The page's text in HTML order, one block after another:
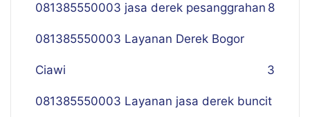
081385550003 jasa derek pesanggrahan 8
081385550003 Layanan Derek Bogor
Ciawi 3
081385550003 Layanan jasa derek buncit